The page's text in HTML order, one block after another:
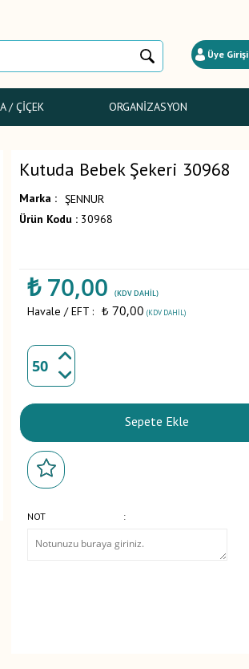
Üye Girişi
/ ÇIÇEK ORGANIZASYON
Kutuda Bebek Şekeri 30968
Marka : ŞENNUR
Ürün Kodu : 30968
₺70,00 (KDV DAHIL)
Havale / EFT : ₺ 70,00 (KDV DAHIL)
Sepete Ekle
NOT :